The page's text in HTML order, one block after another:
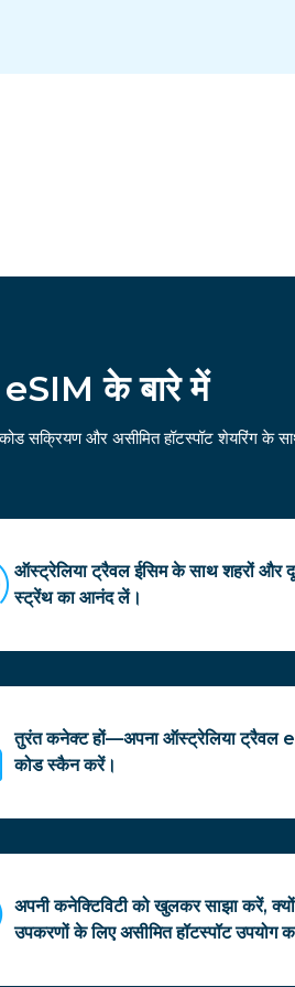
के बारे में
सक्रियण और असीमित हॉटस्पॉट शेयरिंग के
ऑस्ट्रेलिया ट्रैवल ईसिम के साथ शहरों और
स्ट्रेंथ का आनंद लें।
तुरंत कनेक्ट हों—अपना ऑस्ट्रेलिया ट्रैवल
कोड स्कैन करें।
अपनी कनेक्टिविटी को खुलकर साझा करें,
उपकरणों के लिए असीमित हॉटस्पॉट उपयोग